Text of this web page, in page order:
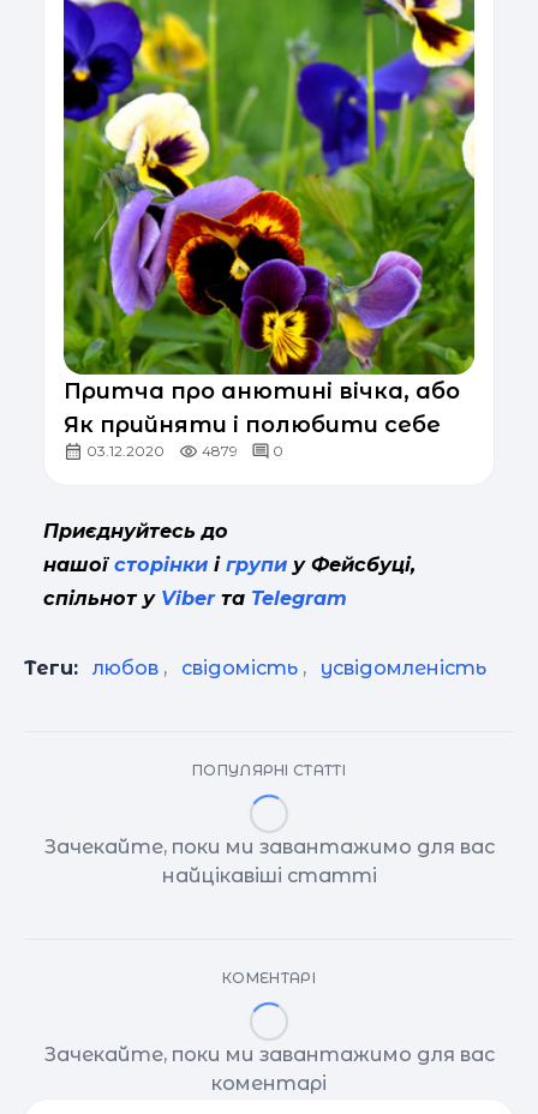
Притча про анютині вічка, або
Як прийняти і полюбити себе
03.12.2020 4879 0
Приєднуйтесь до
нашої сторінки і групи у Фейсбуці,
спільнот у Viberта Telegram
Теги: любов , свідомість , усвідомленість
ПОПУЛЯРНІ СТАТТІ
Зачекайте, поки ми завантажимо для вас
найцікавіші статті
КОМЕНТАРІ
Зачекайте, поки ми завантажимо для вас
коментарі